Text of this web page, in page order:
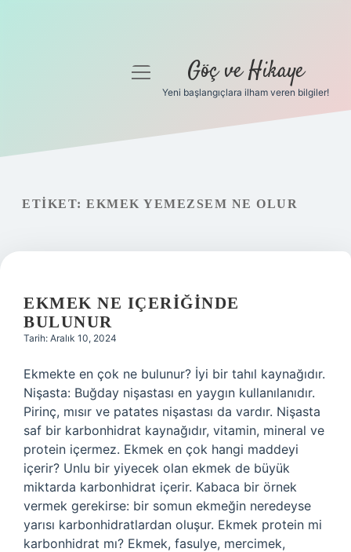
Gizlilik Politikası
menüyü
Göç ve Hikaye
Yeni başlangıçlara ilham veren bilgiler!
ETIKET: EKMEK YEMEZSEM NE OLUR
EKMEK NE IÇERIĞINDE
BULUNUR
Tarih: Aralık 10, 2024
Ekmekte en çok ne bulunur? İyi bir tahıl kaynağıdır.
Nişasta: Buğday nişastası en yaygın kullanılanıdır.
Pirinç, mısır ve patates nişastası da vardır. Nişasta
saf bir karbonhidrat kaynağıdır, vitamin, mineral ve
protein içermez. Ekmek en çok hangi maddeyi
içerir? Unlu bir yiyecek olan ekmek de büyük
miktarda karbonhidrat içerir. Kabaca bir örnek
vermek gerekirse: bir somun ekmeğin neredeyse
yarısı karbonhidratlardan oluşur. Ekmek protein mi
karbonhidrat mı? Ekmek, fasulye, mercimek,